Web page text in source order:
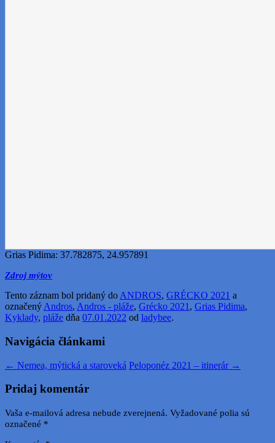
Grias Pidima: 37.782875, 24.957891
Zdroj mýtov
Tento záznam bol pridaný do ANDROS, GRÉCKO 2021 a
označený Andros, Andros - pláže, Grécko 2021 , Grias Pidima,
Kyklady, pláže dňa 07.01.2022 od ladybee.
Navigácia článkami
← Nemea, mýtická a staroveká Peloponéz 2021 – itinerár →
Pridaj komentár
Vaša e-mailová adresa nebude zverejnená. Vyžadované polia sú
označené *